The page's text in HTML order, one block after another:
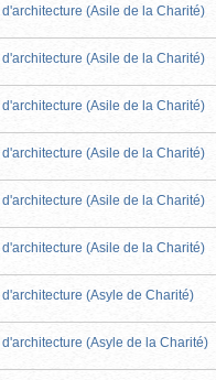
(Asile de la Charité)
(Asile de la Charité)
(Asile de la Charité)
(Asile de la Charité)
(Asile de la Charité)
(Asile de la Charité)
(Asyle de Charité)
(Asyle de la Charité)